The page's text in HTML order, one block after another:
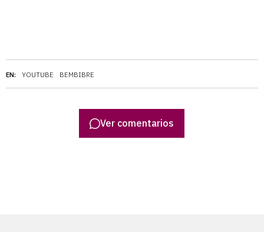
EN: YOUTUBE BEMBIBRE
Ver comentarios